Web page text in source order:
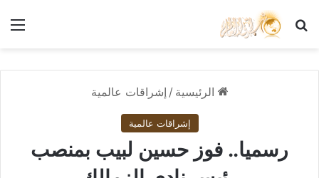
بحث عن
الرئيسية / إشراقات عالمية
إشراقات عالمية
رسميا.. فوز حسين لبيب بمنصب